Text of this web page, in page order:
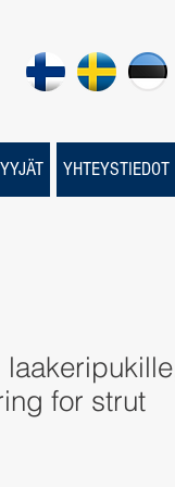
YHTEYSTIEDOT
for strut